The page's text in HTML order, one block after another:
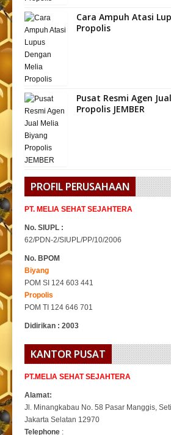
Cara Ampuh Atasi
Propolis
Pusat Resmi Agen
Propolis JEMBER
PROFIL PERUSAHAAN
PT. MELIA SEHAT SEJAHTERA
No. SIUPL :
62/PDN-2/SIUPL/PP/10/2006
No. BPOM
Biyang
POM SI 124 603 441
Propolis
POM TI 124 646 701
Didirikan : 2003
KANTOR PUSAT
PT.MELIA SEHAT SEJAHTERA
Alamat:
Jl. Minangkabau No. 58 Pasar Manggis,
Jakarta Selatan 12970
Telephone :